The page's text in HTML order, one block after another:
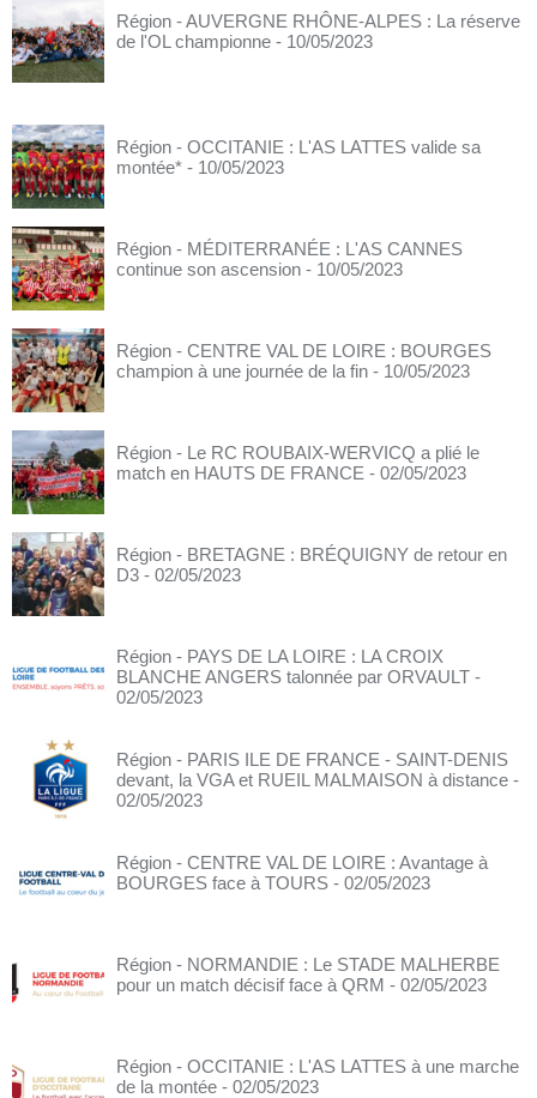
Région - AUVERGNE RHÔNE-ALPES : La réserve
de l'OL championne - 10/05/2023
Région - OCCITANIE : L'AS LATTES valide sa
montée* - 10/05/2023
Région - MÉDITERRANÉE : L'AS CANNES
continue son ascension - 10/05/2023
Région - CENTRE VAL DE LOIRE : BOURGES
champion à une journée de la fin - 10/05/2023
Région - Le RC ROUBAIX-WERVICQ a plié le
match en HAUTS DE FRANCE - 02/05/2023
Région - BRETAGNE : BRÉQUIGNY de retour en
D3 - 02/05/2023
Région - PAYS DE LA LOIRE : LA CROIX
BLANCHE ANGERS talonnée par ORVAULT -
02/05/2023
Région - PARIS ILE DE FRANCE - SAINT-DENIS
devant, la VGA et RUEIL MALMAISON à distance -
02/05/2023
Région - CENTRE VAL DE LOIRE : Avantage à
BOURGES face à TOURS - 02/05/2023
Région - NORMANDIE : Le STADE MALHERBE
pour un match décisif face à QRM - 02/05/2023
Région - OCCITANIE : L'AS LATTES à une marche
de la montée - 02/05/2023